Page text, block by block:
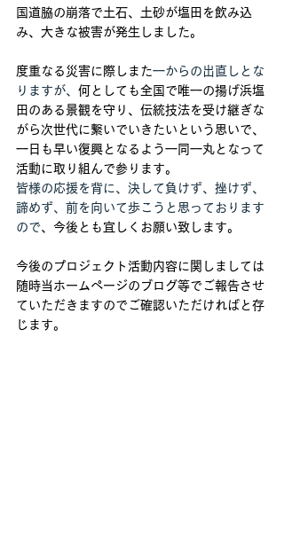
国道脇の崩落で土石、土砂が塩田を飲み込
み、 大きな被害が発生しました。
度重なる災害に際しまた一からの出直しとな
りますが、 何としても全国で唯一の揚げ浜塩
田のある景観を守り、伝統技法を受け継ぎな
がら次世代に繋いでいきたいという思いで、
一日も早い復興となるよう一同一丸となって
活動に取り組んで参ります。
皆様の応援を背に、決して負けず、挫けず、
諦めず、前を向いて歩こうと思っております
ので、今後とも宜しくお願い致します。
今後のプロジェクト活動内容に関しましては
随時当ホームページのブログ等でご報告させ
ていただきますのでご確認いただければと存
じます。